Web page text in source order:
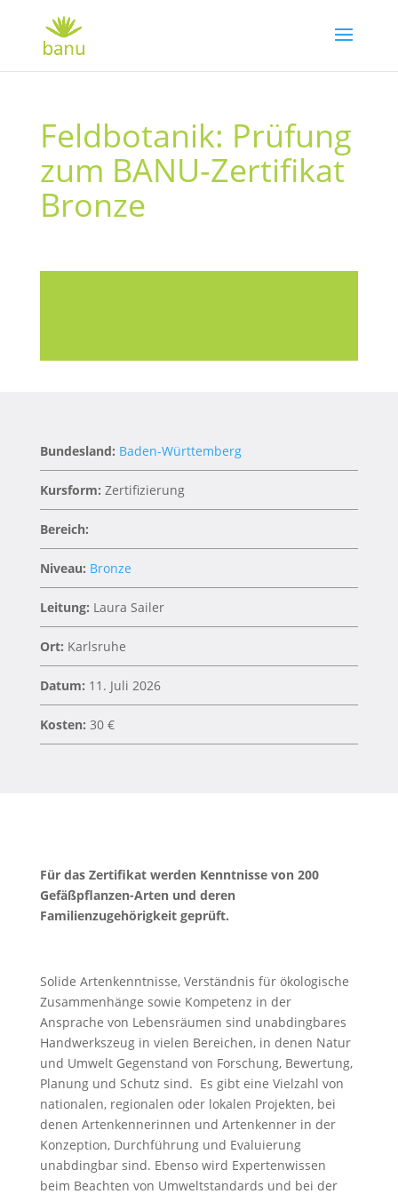
Feldbotanik: Prüfung
zum BANU-Zertifikat
Bronze
Bundesland: Baden-Württemberg
Kursform: Zertifizierung
Bereich:
Niveau: Bronze
Leitung: Laura Sailer
Ort: Karlsruhe
Datum: 11. Juli 2026
Kosten: 30 €
Für das Zertifikat werden Kenntnisse von 200
Gefäßpflanzen-Arten und deren
Familienzugehörigkeit geprüft.
Solide Artenkenntnisse, Verständnis für ökologische
Zusammenhänge sowie Kompetenz in der
Ansprache von Lebensräumen sind unabdingbares
Handwerkszeug in vielen Bereichen, in denen Natur
und Umwelt Gegenstand von Forschung, Bewertung,
Planung und Schutz sind. Es gibt eine Vielzahl von
nationalen, regionalen oder lokalen Projekten, bei
denen Artenkennerinnen und Artenkenner in der
Konzeption, Durchführung und Evaluierung
unabdingbar sind. Ebenso wird Expertenwissen
beim Beachten von Umweltstandards und bei der